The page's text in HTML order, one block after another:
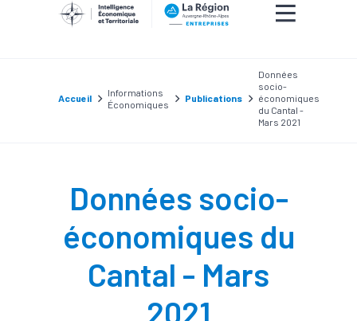
Accueil
Informations
Économiques
Publications
Données
socio-
économiques
du Cantal -
Mars 2021
Données socio-
économiques du
Cantal - Mars
2021